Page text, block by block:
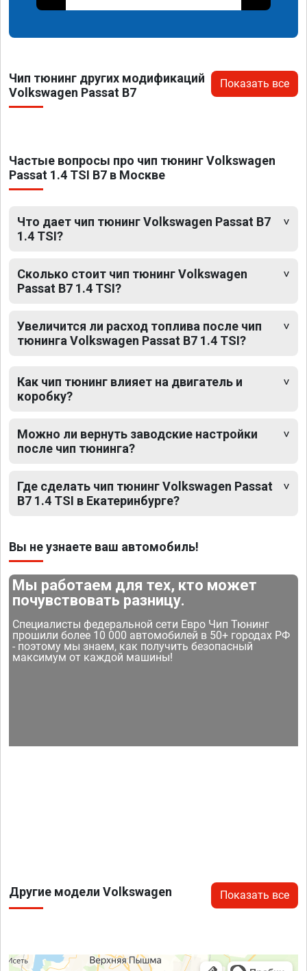
Чип тюнинг других модификаций
Volkswagen Passat B7
Показать все
Частые вопросы про чип тюнинг Volkswagen
Passat 1.4 TSI B7 в Москве
Что дает чип тюнинг Volkswagen Passat B7
1.4 TSI?
Сколько стоит чип тюнинг Volkswagen
Passat B7 1.4 TSI?
Увеличится ли расход топлива после чип
тюнинга Volkswagen Passat B7 1.4 TSI?
Как чип тюнинг влияет на двигатель и
коробку?
Можно ли вернуть заводские настройки
после чип тюнинга?
Где сделать чип тюнинг Volkswagen Passat
B7 1.4 TSI в Екатеринбурге?
Вы не узнаете ваш автомобиль!
Мы работаем для тех, кто может
почувствовать разницу.
Специалисты федеральной сети Евро Чип Тюнинг
прошили более 10 000 автомобилей в 50+ городах РФ
- поэтому мы знаем, как получить безопасный
максимум от каждой машины!
Другие модели Volkswagen Показать все